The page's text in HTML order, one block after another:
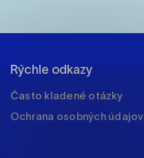
Rýchle odkazy
Často kladené otázky
Ochrana osobných údajov